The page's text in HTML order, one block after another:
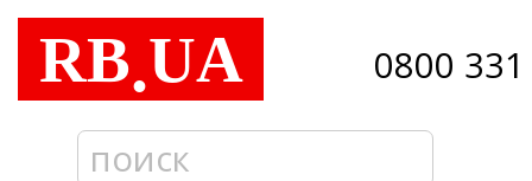
RB.UA 0800